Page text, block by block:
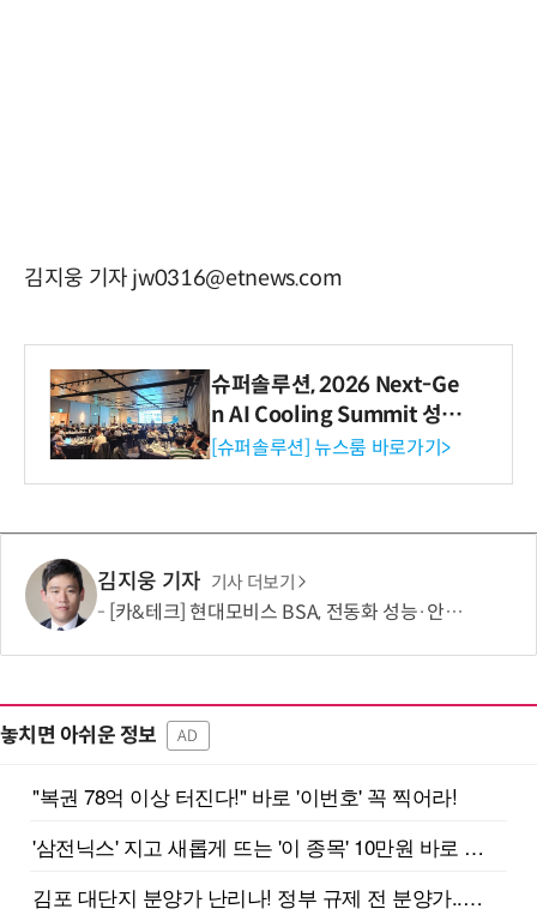
김지웅 기자 jw0316@etnews.com
슈퍼솔루션, 2026 Next-Ge
n AI Cooling Summit 성황
리 성료
[슈퍼솔루션] 뉴스룸 바로가기>
김지웅 기자 기사 더보기
[카&테크] 현대모비스 BSA, 전동화 성능·안전성 'UP'
놓치면 아쉬운 정보 AD